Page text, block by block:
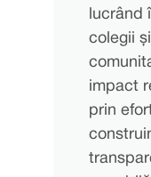
lucrând
colegii
impact
prin